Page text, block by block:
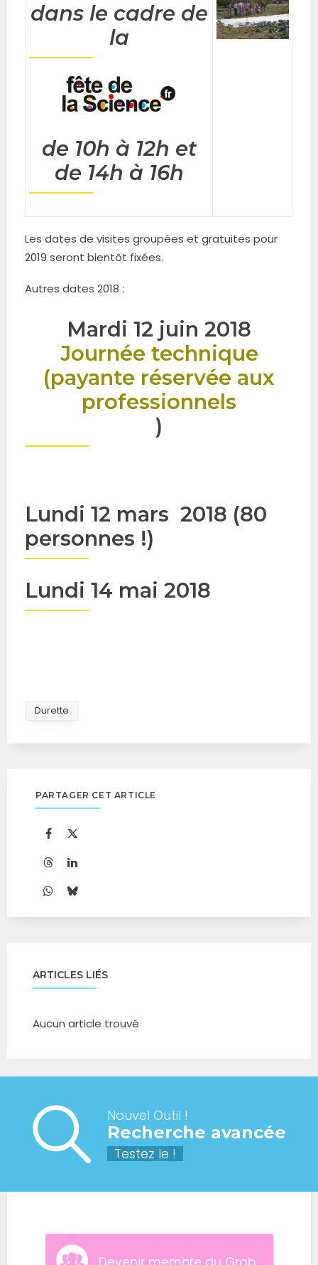
dans le cadre de
la
de 10h à 12h et
de 14h à 16h
Les dates de visites groupées et gratuites pour
2019 seront bientôt fixées.
Autres dates 2018 :
Mardi 12 juin 2018
Journée technique
(payante réservée aux
professionnels
)
Lundi 12 mars 2018 (80
personnes !)
Lundi 14 mai 2018
Durette
PARTAGER CET ARTICLE
ARTICLES LIÉS
Aucun article trouvé
Nouvel Outil !
Recherche avancée
Testez le !